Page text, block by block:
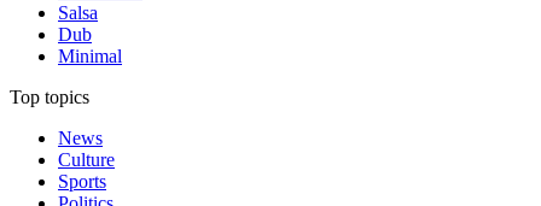
Salsa
Dub
Minimal
Top topics
News
Culture
Sports